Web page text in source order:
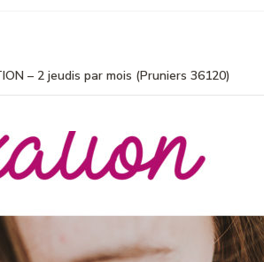
– 2 jeudis par mois (Pruniers 36120)